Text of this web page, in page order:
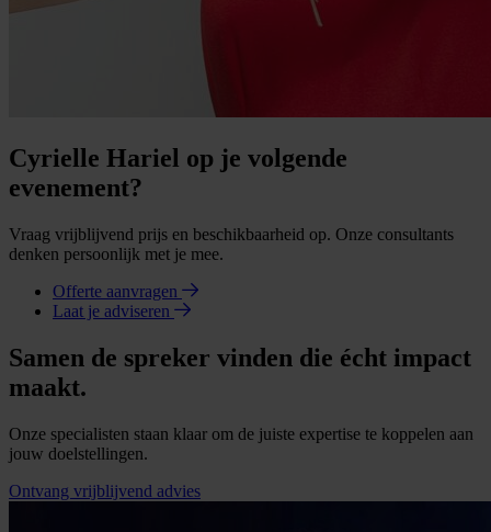
Cyrielle Hariel op je volgende
evenement?
Vraag vrijblijvend prijs en beschikbaarheid op. Onze consultants
denken persoonlijk met je mee.
Offerte aanvragen
Laat je adviseren
Samen de spreker vinden die écht impact
maakt.
Onze specialisten staan klaar om de juiste expertise te koppelen aan
jouw doelstellingen.
Ontvang vrijblijvend advies